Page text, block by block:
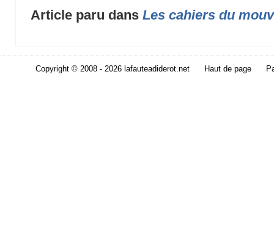
Article paru dansLes cahiers du
Copyright © 2008 - 2026 lafauteadiderot.net Haut de page